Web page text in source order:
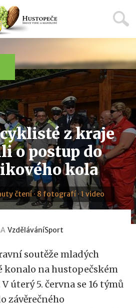
z kraje
o postup do
kola
čtení · 8 fotografí · 1 video
VzděláváníSport
soutěže mladých
konalo na hustopečském
úterý 5. června se 16 týmů
závěrečného